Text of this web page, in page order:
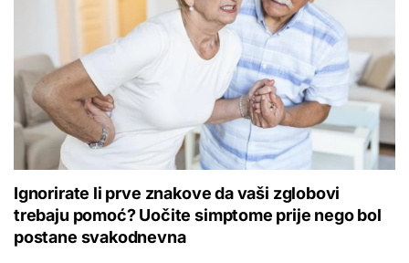
Ignorirate li prve znakove da vaši zglobovi
trebaju pomoć? Uočite simptome prije nego bol
postane svakodnevna